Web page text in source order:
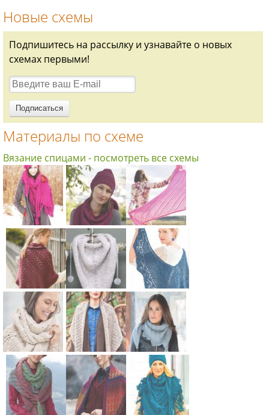
Новые схемы
Подпишитесь на рассылку и узнавайте о новых
схемах первыми!
Материалы по схеме
Вязание спицами - посмотреть все схемы
Схема:
розовые
шаль и
берет
вязание
спицами для
женщин
Схема:
шапочка и
шаль с
узором
вязание
спицами для
женщин
Схема:
яркий
треугольны
й платок
вязание
спицами для
женщин
Схема:
ажурный
платок с
окантовкой
вязание
спицами для
женщин
Схема:
бактус с
помпоном
вязание
спицами для
женщин
Схема:
платок с
ажурной
каймой
вязание
спицами для
женщин
Схема:
треугольны
й платок с
Схема:
треугольная
шаль-платок
Схема:
треугольны
й платок с